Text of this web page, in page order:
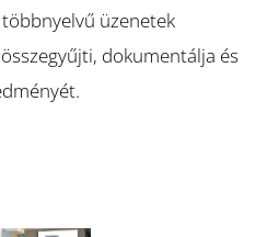
üzenetek
dokumentálja és